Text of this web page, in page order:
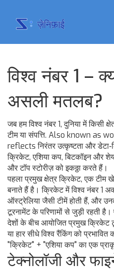
विश्व नंबर 1 –
असली मतलब?
जब हमविश्व नंबर 1,दुनिया में किसी
टीम या संपत्ति. Also known as
reflects निरंतर उत्कृष्टता और
क्रिकेट, एशिया कप, बिटकॉइन और
और टॉप स्टोरीज़ को इकठ्ठा करते हैं।
पहला प्रमुख क्षेत्रक्रिकेट,एक टीम
बनाते हैंहै। क्रिकेट में विश्व नंबर 1
ऑस्ट्रेलिया जैसी टीमें होती हैं, और
टूरनामेंट के परिणामों से जुड़ी रहती
देशों के बीच आयोजित प्रमुख क्रिकेट
या हार सीधे विश्व रैंकिंग को
"क्रिकेट" + "एशिया कप" का एक
टेक्नोलॉजी और